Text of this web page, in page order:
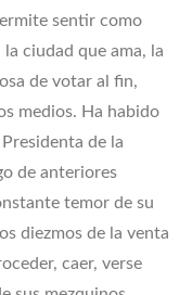
sentir como
ciudad que ama, la
de votar al fin,
medios. Ha habido
de la
de anteriores
temor de su
diezmos de la venta
caer, verse